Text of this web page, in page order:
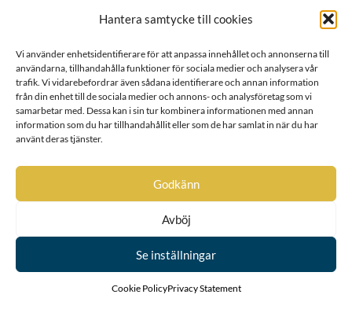
Hantera samtycke till cookies
Vi använder enhetsidentifierare för att anpassa innehållet och annonserna till
användarna, tillhandahålla funktioner för sociala medier och analysera vår
trafik. Vi vidarebefordrar även sådana identifierare och annan information
från din enhet till de sociala medier och annons- och analysföretag som vi
samarbetar med. Dessa kan i sin tur kombinera informationen med annan
information som du har tillhandahållit eller som de har samlat in när du har
använt deras tjänster.
Godkänn
Avböj
Se inställningar
Cookie PolicyPrivacy Statement
de la Grange
551
de Laignier
280
de la Motte
355
de Laval
1299
de la Vallée
958
von Dellingshausen
Ointroducerad
von Dellvik
65
de Mortaigne
Ointroducerad
Derenthal
Ointroducerad
von Dessein
von Dinggrafwen
426
Djurfelt
Djurklow